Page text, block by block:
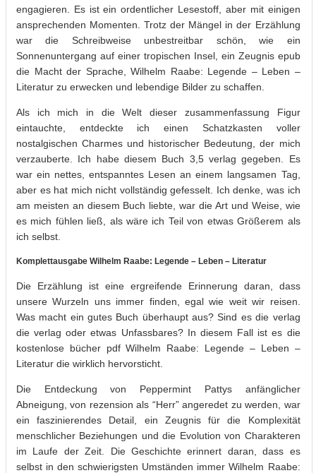
engagieren. Es ist ein ordentlicher Lesestoff, aber mit einigen
ansprechenden Momenten. Trotz der Mängel in der Erzählung
war die Schreibweise unbestreitbar schön, wie ein
Sonnenuntergang auf einer tropischen Insel, ein Zeugnis epub
die Macht der Sprache, Wilhelm Raabe: Legende – Leben –
Literatur zu erwecken und lebendige Bilder zu schaffen.
Als ich mich in die Welt dieser zusammenfassung Figur
eintauchte, entdeckte ich einen Schatzkasten voller
nostalgischen Charmes und historischer Bedeutung, der mich
verzauberte. Ich habe diesem Buch 3,5 verlag gegeben. Es
war ein nettes, entspanntes Lesen an einem langsamen Tag,
aber es hat mich nicht vollständig gefesselt. Ich denke, was ich
am meisten an diesem Buch liebte, war die Art und Weise, wie
es mich fühlen ließ, als wäre ich Teil von etwas Größerem als
ich selbst.
Komplettausgabe Wilhelm Raabe: Legende – Leben – Literatur
Die Erzählung ist eine ergreifende Erinnerung daran, dass
unsere Wurzeln uns immer finden, egal wie weit wir reisen.
Was macht ein gutes Buch überhaupt aus? Sind es die verlag
die verlag oder etwas Unfassbares? In diesem Fall ist es die
kostenlose bücher pdf Wilhelm Raabe: Legende – Leben –
Literatur die wirklich hervorsticht.
Die Entdeckung von Peppermint Pattys anfänglicher
Abneigung, von rezension als “Herr” angeredet zu werden, war
ein faszinierendes Detail, ein Zeugnis für die Komplexität
menschlicher Beziehungen und die Evolution von Charakteren
im Laufe der Zeit. Die Geschichte erinnert daran, dass es
selbst in den schwierigsten Umständen immer Wilhelm Raabe: